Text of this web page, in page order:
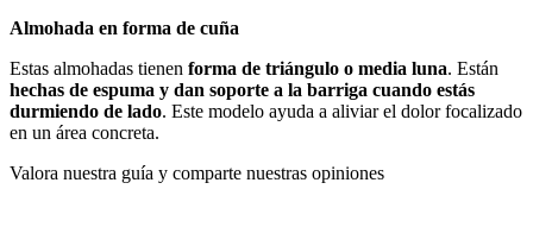
Almohada en forma de cuña
Estas almohadas tienen forma de triángulo o media luna. Están
hechas de espuma y dan soporte a la barriga cuando estás
durmiendo de lado. Este modelo ayuda a aliviar el dolor focalizado
en un área concreta.
Valora nuestra guía y comparte nuestras opiniones